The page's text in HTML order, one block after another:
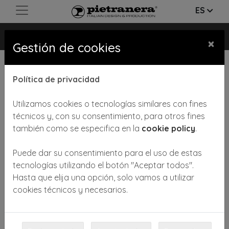
ES
Recepción con estructuradisponible en diferentes
Gestión de cookies ×
Política de privacidad
Utilizamos cookies o tecnologías similares con fines
técnicos y, con su consentimiento, para otros fines
también como se especifica en la cookie policy.
Puede dar su consentimiento para el uso de estas
tecnologías utilizando el botón "Aceptar todos".
Hasta que elija una opción, solo vamos a utilizar
cookies técnicos y necesarios.